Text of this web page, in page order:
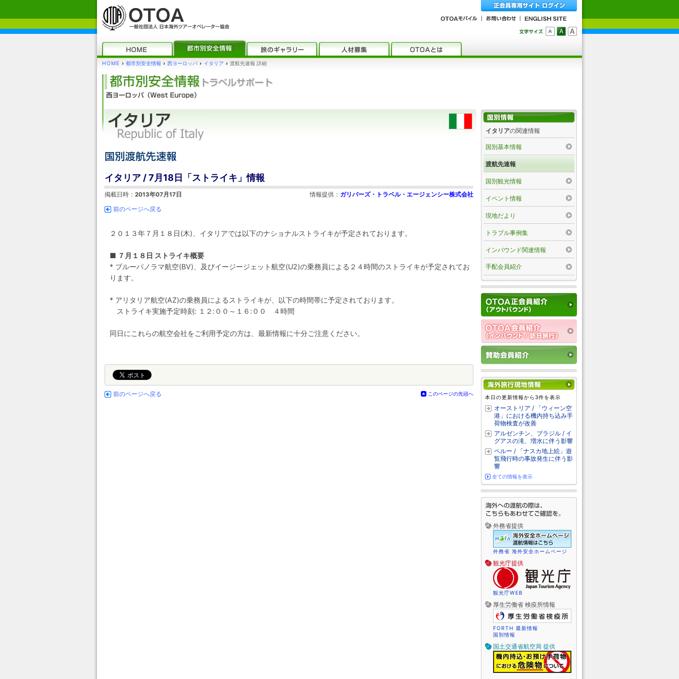
HOME › 都市別安全情報 › 西ヨーロッパ › イタリア › 渡航先速報 詳細
イタリア / 7月18日「ストライキ」情報
掲載日時： 2013年07月17日 情報提供： ガリバーズ・トラベル・エージェンシー株式会社
前のページへ戻る
２０１３年７月１８日(木)、イタリアでは以下のナショナルストライキが予定されております。
■ ７月１８日 ストライキ概要
* ブルーパノラマ航空(BV)、及びイージージェット航空(U2)の乗務員による２４時間のストライキが予定されてお
ります。
* アリタリア航空(AZ)の乗務員によるストライキが、以下の時間帯に予定されております。
ストライキ実施予定時刻: １２:００～１６:００ ４時間
同日にこれらの航空会社をご利用予定の方は、最新情報に十分ご注意ください。
前のページへ戻る このページの先頭へ
イタリアの関連情報
国別基本情報
渡航先速報
国別観光情報
イベント情報
現地だより
トラブル事例集
インバウンド関連情報
手配会員紹介
本日の更新情報から3件を表示
オーストリア / 「ウィーン空
港」における機内持ち込み手
荷物検査が改善
アルゼンチン、ブラジル / イ
グアスの滝、増水に伴う影響
ペルー / 「ナスカ地上絵」遊
覧飛行時の事故発生に伴う影
響
全ての情報を表示
外務省提供
外務省 海外安全ホームページ
観光庁提供
観光庁WEB
厚生労働省 検疫所情報
FORTH 最新情報
国別情報
国土交通省航空局 提供